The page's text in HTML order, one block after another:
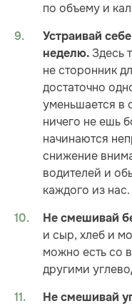
по объему и
Устраивай
неделю. Здесь
не сторонник
достаточно
уменьшается в
ничего не ешь
начинаются
снижение
водителей и
каждого из нас.
Не смешивай
и сыр, хлеб и
можно есть со
другими
Не смешивай